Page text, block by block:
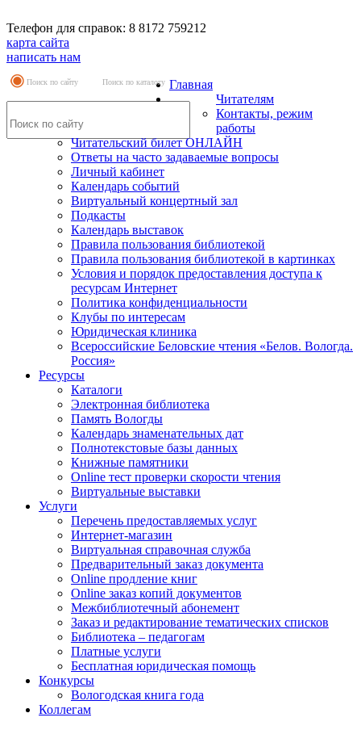
Телефон для справок: 8 8172 759212
карта сайта
написать нам
Поиск по сайту Поиск по каталогу Главная
Читателям
Контакты, режим
работы
Читательский билет ОНЛАЙН
Ответы на часто задаваемые вопросы
Личный кабинет
Календарь событий
Виртуальный концертный зал
Подкасты
Календарь выставок
Правила пользования библиотекой
Правила пользования библиотекой в картинках
Условия и порядок предоставления доступа к
ресурсам Интернет
Политика конфиденциальности
Клубы по интересам
Юридическая клиника
Всероссийские Беловские чтения «Белов. Вологда.
Россия»
Ресурсы
Каталоги
Электронная библиотека
Память Вологды
Календарь знаменательных дат
Полнотекстовые базы данных
Книжные памятники
Online тест проверки скорости чтения
Виртуальные выставки
Услуги
Перечень предоставляемых услуг
Интернет-магазин
Виртуальная справочная служба
Предварительный заказ документа
Online продление книг
Online заказ копий документов
Межбиблиотечный абонемент
Заказ и редактирование тематических списков
Библиотека – педагогам
Платные услуги
Бесплатная юридическая помощь
Конкурсы
Вологодская книга года
Коллегам